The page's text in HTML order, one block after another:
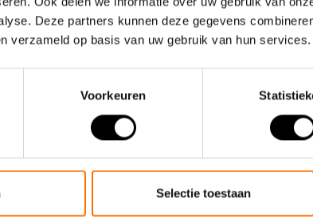
Deze partners kunnen deze gegevens
verzameld op basis van uw gebruik van hun services.
Voorkeuren
Selectie toestaan
Warum ein
Ausstellungsraum